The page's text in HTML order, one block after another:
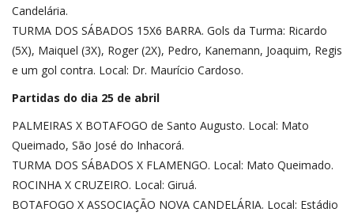
Candelária.
TURMA DOS SÁBADOS 15X6 BARRA. Gols da Turma: Ricardo
(5X), Maiquel (3X), Roger (2X), Pedro, Kanemann, Joaquim, Regis
e um gol contra. Local: Dr. Maurício Cardoso.
Partidas do dia 25 de abril
PALMEIRAS X BOTAFOGO de Santo Augusto. Local: Mato
Queimado, São José do Inhacorá.
TURMA DOS SÁBADOS X FLAMENGO. Local: Mato Queimado.
ROCINHA X CRUZEIRO. Local: Giruá.
BOTAFOGO X ASSOCIAÇÃO NOVA CANDELÁRIA. Local: Estádio